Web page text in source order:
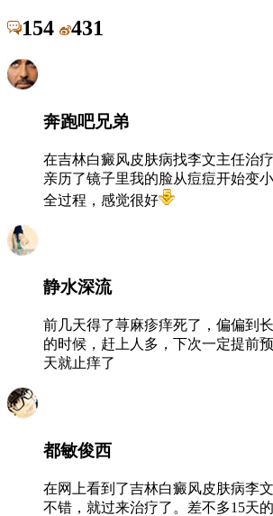
154 431
奔跑吧兄弟
在吉林白癜风皮肤病找李文主任治
亲历了镜子里我的脸从痘痘开始变
全过程，感觉很好
静水深流
前几天得了荨麻疹痒死了，偏偏到
的时候，赶上人多，下次一定提前
天就止痒了
都敏俊西
在网上看到了吉林白癜风皮肤病李
不错，就过来治疗了。差不多15天